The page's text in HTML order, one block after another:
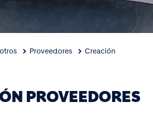
Proveedores
Creación
PROVEEDORES